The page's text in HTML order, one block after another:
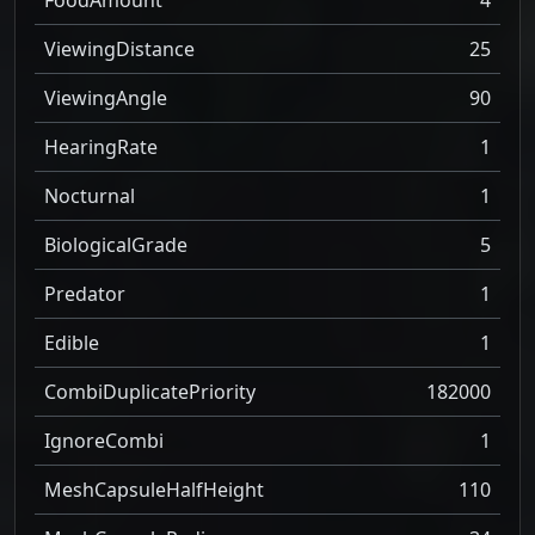
ViewingDistance
25
ViewingAngle
90
HearingRate
1
Nocturnal
1
BiologicalGrade
5
Predator
1
Edible
1
CombiDuplicatePriority
182000
IgnoreCombi
1
MeshCapsuleHalfHeight
110